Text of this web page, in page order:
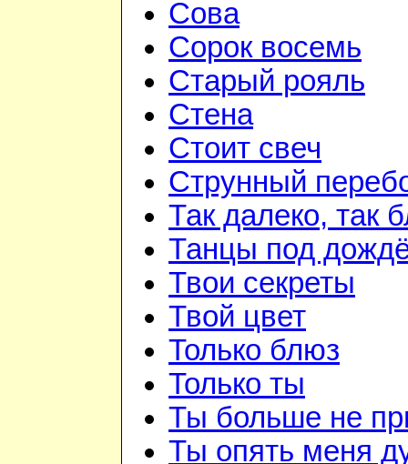
Сова
Сорок восемь
Старый рояль
Стена
Стоит свеч
Струнный
Так далеко, так
Танцы под
Твои секреты
Твой цвет
Только блюз
Только ты
Ты больше не
Ты опять меня